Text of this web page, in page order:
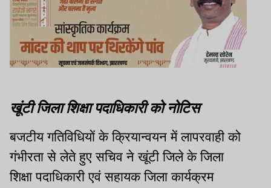
खूंटी जिला शिक्षा पदाधिकारी को नोटिस
बजटीय गतिविधियों के क्रियान्वयन में लापरवाही को
गंभीरता से लेते हुए सचिव ने खूंटी जिले के जिला
शिक्षा पदाधिकारी एवं सहायक जिला कार्यक्रम